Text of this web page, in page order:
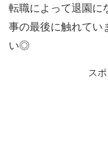
転職によって退園に
事の最後に触れてい
い◎
ス